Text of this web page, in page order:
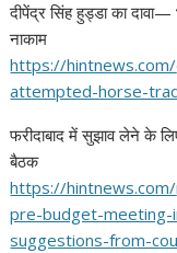
दीपेंद्र सिंह हुड्डा का
नाकाम
https://hintnews.com/
attempted-horse-
फरीदाबाद में सुझाव लेने के
बैठक
https://hintnews.com/
pre-budget-meeting-
suggestions-from-